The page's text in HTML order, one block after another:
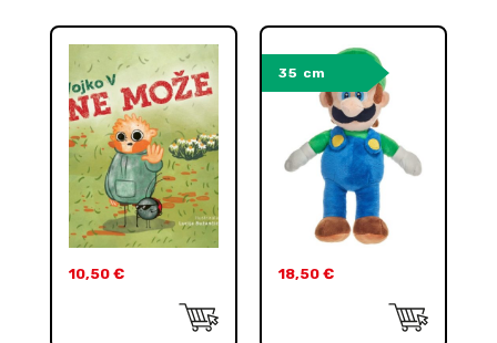
10,50 €
35 cm
18,50 €